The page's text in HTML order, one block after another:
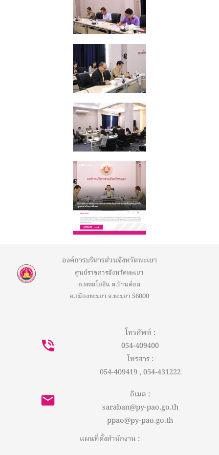
องค์การบริหารส่วนจังหวัดพะเยา
ศูนย์ราชการจังหวัดพะเยา
ถ.พหลโยธิน ต.บ้านต๋อม
อ.เมืองพะเยา จ.พะเยา 56000
โทรศัพท์ :
054-409400
โทรสาร :
054-409419 , 054-431222
อีเมล :
saraban@py-pao.go.th
ppao@py-pao.go.th
แผนที่ตั้งสำนักงาน :